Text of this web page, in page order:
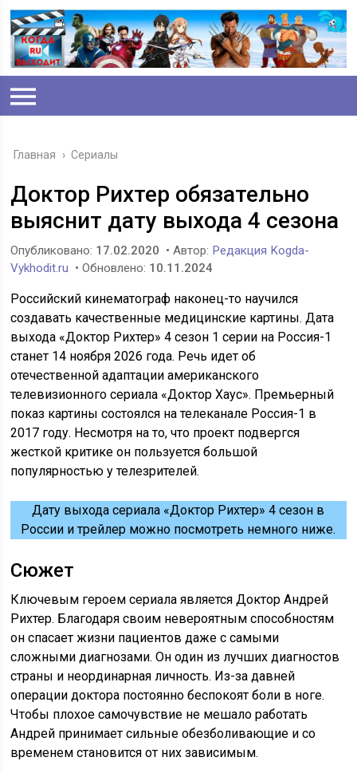
Главная › Сериалы
Доктор Рихтер обязательно
выяснит дату выхода 4 сезона
Опубликовано: 17.02.2020 • Автор: Редакция Kogda-
Vykhodit.ru • Обновлено: 10.11.2024
Российский кинематограф наконец-то научился
создавать качественные медицинские картины. Дата
выхода «Доктор Рихтер» 4 сезон 1 серии на Россия-1
станет 14 ноября 2026 года. Речь идет об
отечественной адаптации американского
телевизионного сериала «Доктор Хаус». Премьерный
показ картины состоялся на телеканале Россия-1 в
2017 году. Несмотря на то, что проект подвергся
жесткой критике он пользуется большой
популярностью у телезрителей.
Дату выхода сериала «Доктор Рихтер» 4 сезон в
России и трейлер можно посмотреть немного ниже.
Сюжет
Ключевым героем сериала является Доктор Андрей
Рихтер. Благодаря своим невероятным способностям
он спасает жизни пациентов даже с самыми
сложными диагнозами. Он один из лучших диагностов
страны и неординарная личность. Из-за давней
операции доктора постоянно беспокоят боли в ноге.
Чтобы плохое самочувствие не мешало работать
Андрей принимает сильные обезболивающие и со
временем становится от них зависимым.